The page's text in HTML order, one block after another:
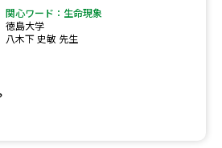
関心ワード：生命現象
徳島大学
八木下 史敏 先生